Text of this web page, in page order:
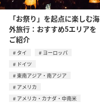
「お祭り」を起点に楽しむ海
外旅行：おすすめ5エリアを
ご紹介
タイ
ヨーロッパ
ドイツ
東南アジア・南アジア
アメリカ
アメリカ・カナダ・中南米